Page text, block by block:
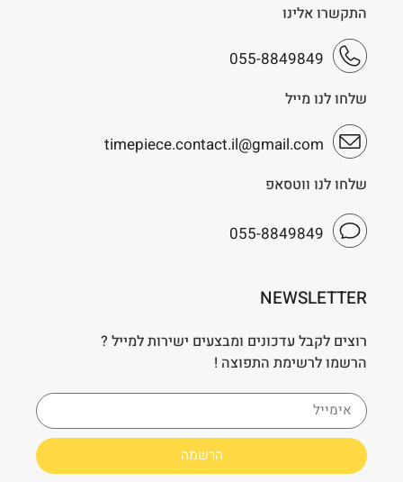
התקשרו אלינו
055-8849849
שלחו לנו מייל
timepiece.contact.il@gmail.com
שלחו לנו ווטסאפ
055-8849849
NEWSLETTER
רוצים לקבל עדכונים ומבצעים ישירות למייל ?
הרשמו לרשימת התפוצה !
הרשמה